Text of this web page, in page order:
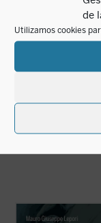
de
Utilizamos cookies
YOUCAT Biblia
12,50€ IVA